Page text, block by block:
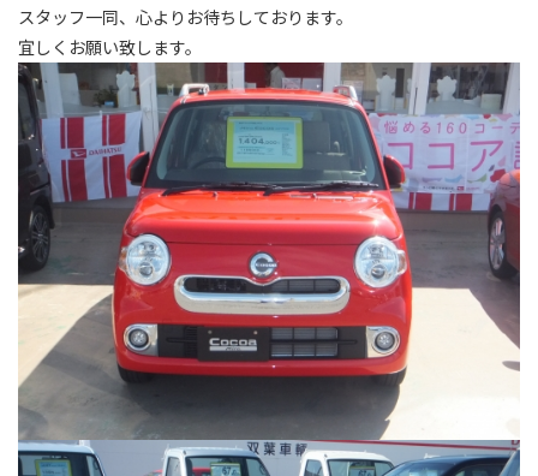
スタッフ一同、心よりお待ちしております。
宜しくお願い致します。